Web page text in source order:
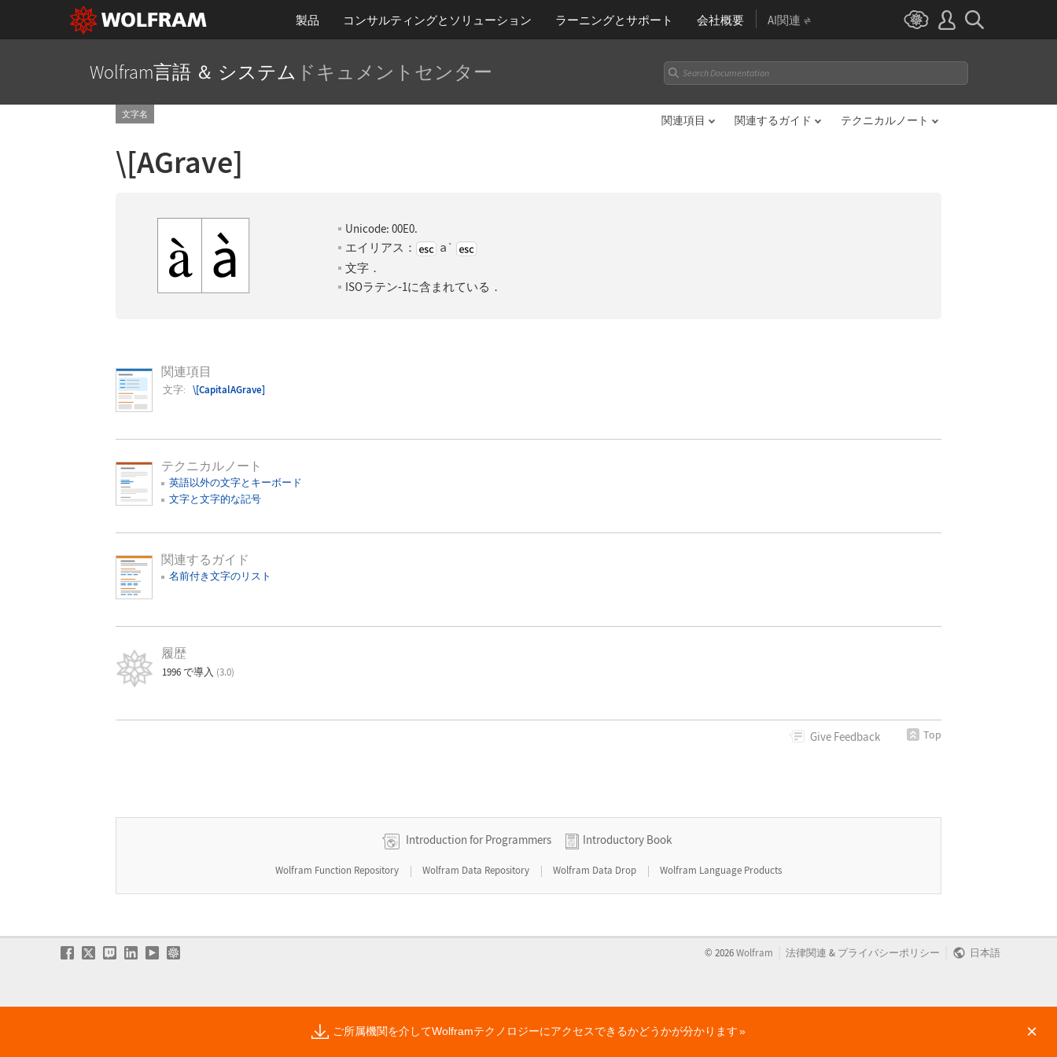
製品 コンサルティングとソリューション ラーニングとサポート 会社概要 AI関連
Wolfram言語 ＆ システム ドキュメントセンター
文字名 関連項目 関連するガイド テクニカルノート
\[AGrave]
Unicode: 00E0.
エイリアス：
a`
文字．
ISOラテン‐1に含まれている．
関連項目
文字: \[CapitalAGrave]
テクニカルノート
英語以外の文字とキーボード
文字と文字的な記号
関連するガイド
名前付き文字のリスト
履歴
1996 で導入 (3.0)
Give Feedback Top
Introduction for Programmers Introductory Book
Wolfram Function Repository | Wolfram Data Repository | Wolfram Data Drop | Wolfram Language Products
© 2026Wolfram 法律関連 & プライバシーポリシー 日本語
ご所属機関を介してWolframテクノロジーにアクセスできるかどうかが分かります ×